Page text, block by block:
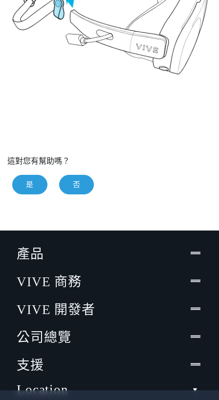
這對您有幫助嗎？
是 否
產品
VIVE 商務
VIVE 開發者
公司總覽
支援
Location